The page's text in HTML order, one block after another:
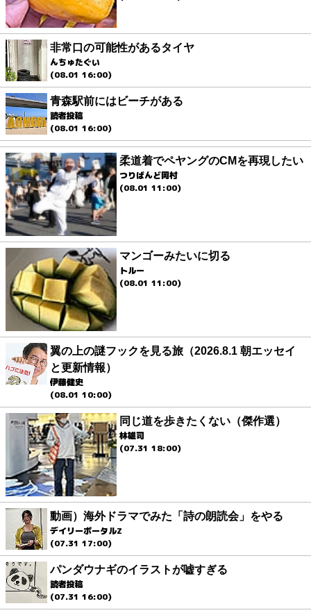
非常口の可能性があるタイヤ
んちゅたぐい
(08.01 16:00)
青森駅前にはビーチがある
読者投稿
(08.01 16:00)
柔道着でペヤングのCMを再現したい
つりばんど岡村
(08.01 11:00)
マンゴーみたいに切る
トルー
(08.01 11:00)
翼の上の謎フックを見る旅（2026.8.1 朝エッセイ
と更新情報）
伊藤健史
(08.01 10:00)
同じ道を歩きたくない（傑作選）
林雄司
(07.31 18:00)
動画）海外ドラマでみた「詩の朗読会」をやる
デイリーポータルZ
(07.31 17:00)
パンダウナギのイラストが嘘すぎる
読者投稿
(07.31 16:00)